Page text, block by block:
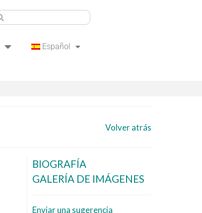
Español
Volver atrás
BIOGRAFÍA
GALERÍA DE IMÁGENES
Enviar una sugerencia